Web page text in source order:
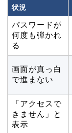
状況
パスワードが
何度も弾かれ
る
画面が真っ白
で進まない
「アクセスで
きません」と
表示